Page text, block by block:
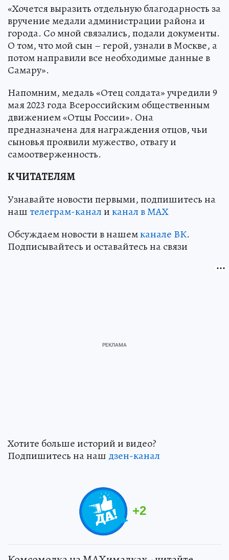
«Хочется выразить отдельную благодарность за
вручение медали администрации района и
города. Со мной связались, подали документы.
О том, что мой сын – герой, узнали в Москве, а
потом направили все необходимые данные в
Самару».
Напомним, медаль «Отец солдата» учредили 9
мая 2023 года Всероссийским общественным
движением «Отцы России». Она
предназначена для награждения отцов, чьи
сыновья проявили мужество, отвагу и
самоотверженность.
К ЧИТАТЕЛЯМ
Узнавайте новости первыми, подпишитесь на
наштелеграм-каналиканал в МАХ
Обсуждаем новости в нашемканале ВК.
Подписывайтесь и оставайтесь на связи
Хотите больше историй и видео?
Подпишитесь на наш дзен-канал
+2